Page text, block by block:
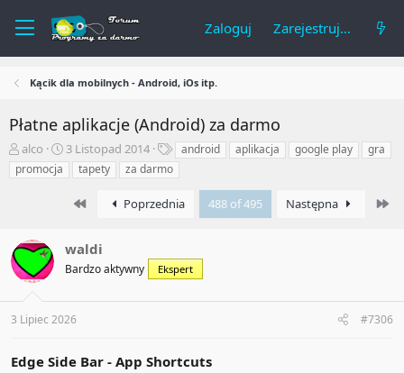
Zaloguj Zarejestruj się
Kącik dla mobilnych - Android, iOs itp.
Płatne aplikacje (Android) za darmo
A
u
t
e
a
alco
R
o
z
z
ę
t
3 Listopad 2014
T
a
g
android aplikacja google play
gra
promocja
tapety za darmo
First Poprzednia 488 of 495 Następna
waldi
Bardzo aktywny Ekspert
3 Lipiec 2026 #7306
Edge Side Bar - App Shortcuts